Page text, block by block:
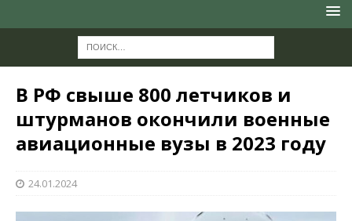
В РФ свыше 800 летчиков и
штурманов окончили военные
авиационные вузы в 2023 году
24.01.2024